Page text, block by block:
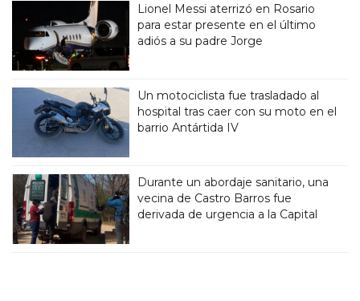
Lionel Messi aterrizó en Rosario
para estar presente en el último
adiós a su padre Jorge
Un motociclista fue trasladado al
hospital tras caer con su moto en el
barrio Antártida IV
Durante un abordaje sanitario, una
vecina de Castro Barros fue
derivada de urgencia a la Capital